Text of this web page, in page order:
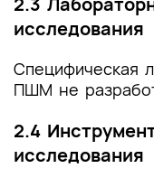
исследования
Специфическая
ПШМ не
2.4
исследования